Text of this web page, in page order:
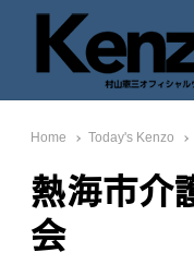
七転八起 – 村
村山憲三ウェブサイト
Home Today's Kenzo
熱海市介
会